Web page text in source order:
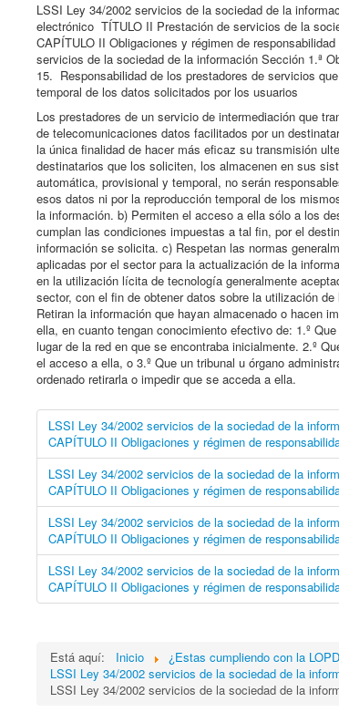
LSSI Ley 34/2002 servicios de la sociedad de la
electrónico TÍTULO II Prestación de servicios de la
CAPÍTULO II Obligaciones y régimen de
servicios de la sociedad de la información Sección 1.ª
15. Responsabilidad de los prestadores de servicios
temporal de los datos solicitados por los usuarios
Los prestadores de un servicio de intermediación que
de telecomunicaciones datos facilitados por un
la única finalidad de hacer más eficaz su transmisión
destinatarios que los soliciten, los almacenen en sus
automática, provisional y temporal, no serán
esos datos ni por la reproducción temporal de los
la información. b) Permiten el acceso a ella sólo a los
cumplan las condiciones impuestas a tal fin, por el
información se solicita. c) Respetan las normas
aplicadas por el sector para la actualización de la
en la utilización lícita de tecnología generalmente
sector, con el fin de obtener datos sobre la utilización
Retiran la información que hayan almacenado o hacen
ella, en cuanto tengan conocimiento efectivo de: 1.º
lugar de la red en que se encontraba inicialmente. 2.º
el acceso a ella, o 3.º Que un tribunal u órgano
ordenado retirarla o impedir que se acceda a ella.
LSSI Ley 34/2002 servicios de la sociedad de la
CAPÍTULO II Obligaciones y régimen de
LSSI Ley 34/2002 servicios de la sociedad de la
CAPÍTULO II Obligaciones y régimen de
LSSI Ley 34/2002 servicios de la sociedad de la
CAPÍTULO II Obligaciones y régimen de
LSSI Ley 34/2002 servicios de la sociedad de la
CAPÍTULO II Obligaciones y régimen de
Está aquí: Inicio
¿Estas cumpliendo con la
LSSI Ley 34/2002 servicios de la sociedad de la
LSSI Ley 34/2002 servicios de la sociedad de la